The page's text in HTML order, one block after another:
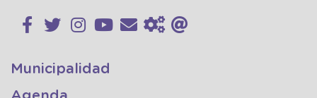
Municipalidad